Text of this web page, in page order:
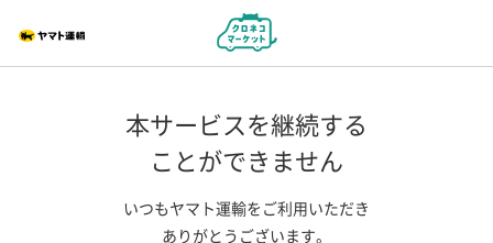
本サービスを継続する
ことができません
いつもヤマト運輸をご利用いただき
ありがとうございます。